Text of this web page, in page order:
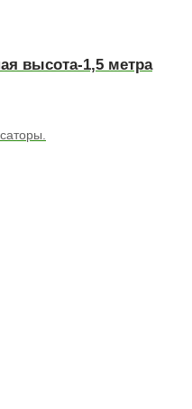
высота-1,5 метра